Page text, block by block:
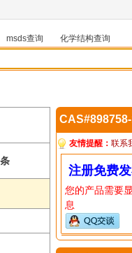
msds查询
化学结构查询
友情提醒： 联系
注册免费
您的产品需要
息